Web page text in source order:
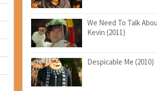
We Need To Talk
Kevin (2011)
Despicable Me (2010)